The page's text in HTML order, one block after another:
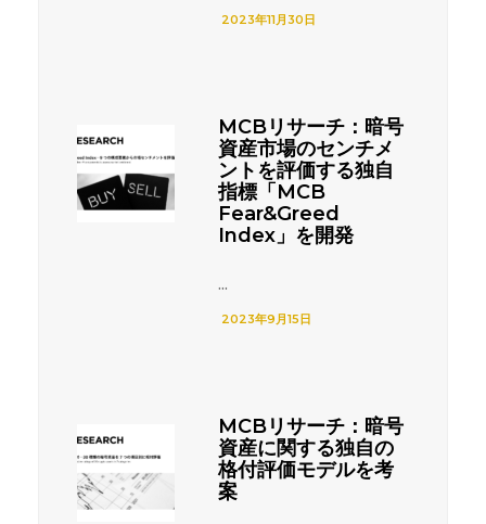
2023年11月30日
MCBリサーチ：暗号
資産市場のセンチメ
ントを評価する独自
指標「MCB
Fear&Greed
Index」を開発
...
2023年9月15日
MCBリサーチ：暗号
資産に関する独自の
格付評価モデルを考
案